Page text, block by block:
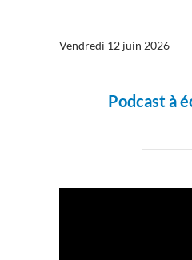
Vendredi 12 juin 2026
Podcast à